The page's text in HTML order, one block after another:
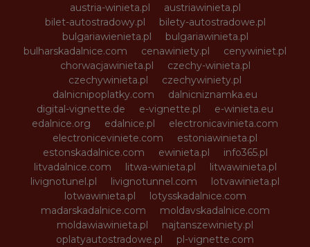
austria-winieta.pl
austriawinieta.pl
bilet-autostradowy.pl
bilety-autostradowe.pl
bulgariawienieta.pl
bulgariawinieta.pl
bulharskadalnice.com
cenawiniety.pl
cenywiniet.pl
chorwacjawinieta.pl
czechy-winieta.pl
czechywinieta.pl
czechywiniety.pl
dalnicnipoplatky.com
dalnicniznamka.eu
digital-vignette.de
e-vignette.pl
e-winieta.eu
edalnice.org
edalnice.pl
electronicavinieta.com
electroniceviniete.com
estoniawinieta.pl
estonskadalnice.com
ewinieta.pl
info365.pl
litvadalnice.com
litwa-winieta.pl
litwawinieta.pl
livignotunel.pl
livignotunnel.com
lotvawinieta.pl
lotwawinieta.pl
lotysskadalnice.com
madarskadalnice.com
moldavskadalnice.com
moldawiawinieta.pl
najtanszewiniety.pl
oplatyautostradowe.pl
pl-vignette.com